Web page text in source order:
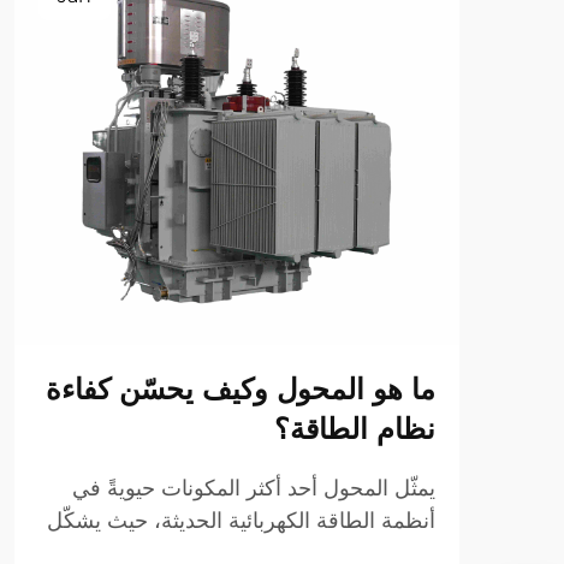
ما هو المحول وكيف يحسّن كفاءة
نظام الطاقة؟
يمثّل المحول أحد أكثر المكونات حيويةً في
أنظمة الطاقة الكهربائية الحديثة، حيث يشكّل